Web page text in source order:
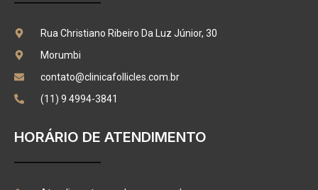
Rua Christiano Ribeiro Da Luz Júnior, 30
Morumbi
contato@clinicafollicles.com.br
(11) 9 4994-3841
HORÁRIO DE ATENDIMENTO